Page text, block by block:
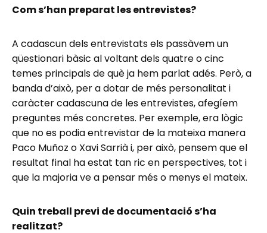
Com s’han preparat les entrevistes?
A cadascun dels entrevistats els passàvem un
qüestionari bàsic al voltant dels quatre o cinc
temes principals de què ja hem parlat adés. Però, a
banda d’això, per a dotar de més personalitat i
caràcter cadascuna de les entrevistes, afegíem
preguntes més concretes. Per exemple, era lògic
que no es podia entrevistar de la mateixa manera
Paco Muñoz o Xavi Sarrià i, per això, pensem que el
resultat final ha estat tan ric en perspectives, tot i
que la majoria ve a pensar més o menys el mateix.
Quin treball previ de documentació s’ha
realitzat?